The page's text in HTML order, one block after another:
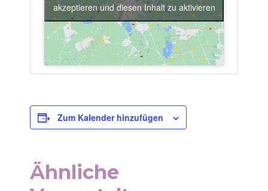
akzeptieren und diesen Inhalt zu aktivieren
Zum Kalender hinzufügen
Ähnliche